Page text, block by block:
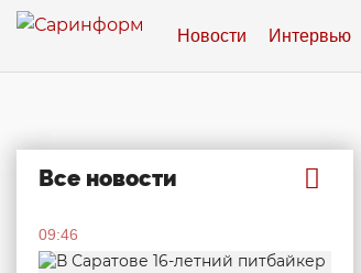
Новости Интервью
Все новости
09:46